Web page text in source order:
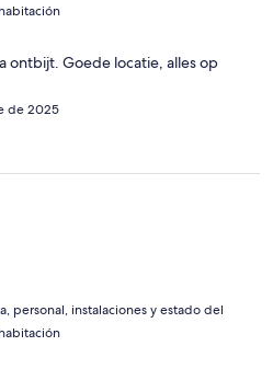
ontbijt. Goede locatie, alles op
de 2025
personal, instalaciones y estado del